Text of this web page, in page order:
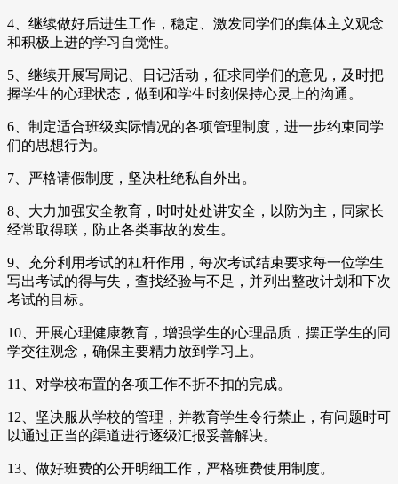
4、继续做好后进生工作，稳定、激发同学们的集体主义观念
和积极上进的学习自觉性。
5、继续开展写周记、日记活动，征求同学们的意见，及时把
握学生的心理状态，做到和学生时刻保持心灵上的沟通。
6、制定适合班级实际情况的各项管理制度，进一步约束同学
们的思想行为。
7、严格请假制度，坚决杜绝私自外出。
8、大力加强安全教育，时时处处讲安全，以防为主，同家长
经常取得联，防止各类事故的发生。
9、充分利用考试的杠杆作用，每次考试结束要求每一位学生
写出考试的得与失，查找经验与不足，并列出整改计划和下次
考试的目标。
10、开展心理健康教育，增强学生的心理品质，摆正学生的同
学交往观念，确保主要精力放到学习上。
11、对学校布置的各项工作不折不扣的完成。
12、坚决服从学校的管理，并教育学生令行禁止，有问题时可
以通过正当的渠道进行逐级汇报妥善解决。
13、做好班费的公开明细工作，严格班费使用制度。